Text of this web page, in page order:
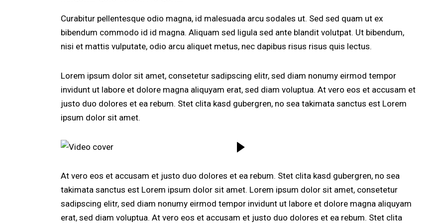
Curabitur pellentesque odio magna, id malesuada arcu sodales ut. Sed sed quam ut ex
bibendum commodo id id magna. Aliquam sed ligula sed ante blandit volutpat. Ut bibendum,
nisi et mattis vulputate, odio arcu aliquet metus, nec dapibus risus risus quis lectus.
Lorem ipsum dolor sit amet, consetetur sadipscing elitr, sed diam nonumy eirmod tempor
invidunt ut labore et dolore magna aliquyam erat, sed diam voluptua. At vero eos et accusam et
justo duo dolores et ea rebum. Stet clita kasd gubergren, no sea takimata sanctus est Lorem
ipsum dolor sit amet.
At vero eos et accusam et justo duo dolores et ea rebum. Stet clita kasd gubergren, no sea
takimata sanctus est Lorem ipsum dolor sit amet. Lorem ipsum dolor sit amet, consetetur
sadipscing elitr, sed diam nonumy eirmod tempor invidunt ut labore et dolore magna aliquyam
erat, sed diam voluptua. At vero eos et accusam et justo duo dolores et ea rebum. Stet clita